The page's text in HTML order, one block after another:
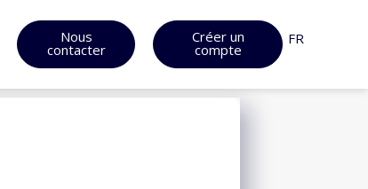
Nous
contacter
Créer un
compte
FR